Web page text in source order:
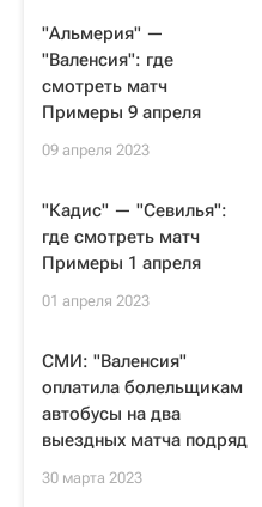
"Альмерия" —
"Валенсия": где
смотреть матч
Примеры 9 апреля
09 апреля 2023
"Кадис" — "Севилья":
где смотреть матч
Примеры 1 апреля
01 апреля 2023
СМИ: "Валенсия"
оплатила болельщикам
автобусы на два
выездных матча подряд
30 марта 2023